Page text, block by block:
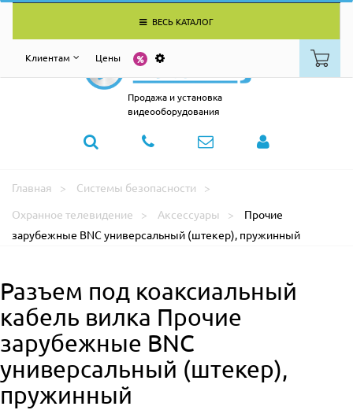
ВЕСЬ КАТАЛОГ
Клиентам Цены
Продажа и установка
видеооборудования
Главная
Системы безопасности
Охранное телевидение
Аксессуары
Прочие
зарубежные BNC универсальный (штекер), пружинный
Разъем под коаксиальный
кабель вилка Прочие
зарубежные BNC
универсальный (штекер),
пружинный